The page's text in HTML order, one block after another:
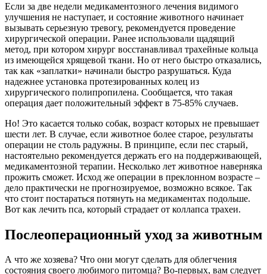
Если за две недели медикаментозного лечения видимого
улучшения не наступает, и состояние животного начинает
вызывать серьезную тревогу, рекомендуется проведение
хирургической операции. Ранее использовали щадящий
метод, при котором хирург восстанавливал трахейные кольца
из имеющейся хрящевой ткани. Но от него быстро отказались,
так как «заплатки» начинали быстро разрушаться. Куда
надежнее установка протезированных колец из
хирургического полипропилена. Сообщается, что такая
операция дает положительный эффект в 75-85% случаев.
Но! Это касается только собак, возраст которых не превышает
шести лет. В случае, если животное более старое, результаты
операции не столь радужны. В принципе, если пес старый,
настоятельно рекомендуется держать его на поддерживающей,
медикаментозной терапии. Несколько лет животное наверняка
прожить сможет. Исход же операции в преклонном возрасте –
дело практически не прогнозируемое, возможно всякое. Так
что стоит постараться потянуть на медикаментах подольше.
Вот как лечить пса, который страдает от коллапса трахеи.
Послеоперационный уход за животным
А что же хозяева? Что они могут сделать для облегчения
состояния своего любимого питомца? Во-первых, вам следует